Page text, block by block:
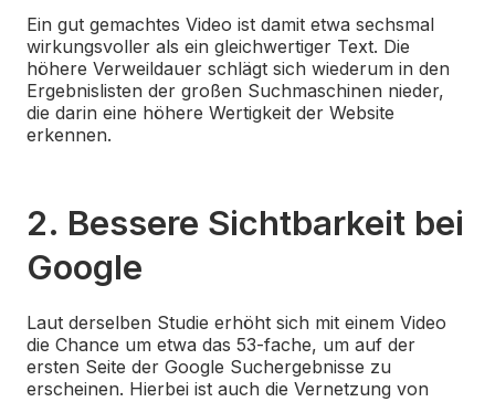
Ein gut gemachtes Video ist damit etwa sechsmal
wirkungsvoller als ein gleichwertiger Text. Die
höhere Verweildauer schlägt sich wiederum in den
Ergebnislisten der großen Suchmaschinen nieder,
die darin eine höhere Wertigkeit der Website
erkennen.
2. Bessere Sichtbarkeit bei
Google
Laut derselben Studie erhöht sich mit einem Video
die Chance um etwa das 53-fache, um auf der
ersten Seite der Google Suchergebnisse zu
erscheinen. Hierbei ist auch die Vernetzung von